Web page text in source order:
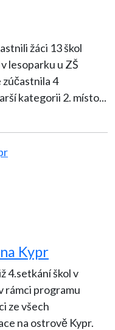
žáci 13 škol
lesoparku u ZŠ
zúčastnila 4
kategorii 2. místo...
Kypr
4.setkání škol v
rámci programu
na ostrově Kypr.